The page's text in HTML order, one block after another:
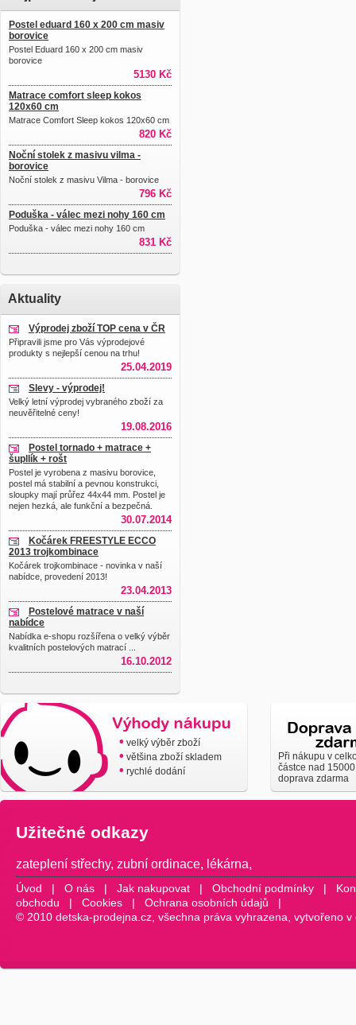
Postel eduard 160 x 200 cm masiv
borovice
Postel Eduard 160 x 200 cm masiv
borovice
5130 Kč
Matrace comfort sleep kokos
120x60 cm
Matrace Comfort Sleep kokos 120x60 cm
820 Kč
Noční stolek z masivu vilma -
borovice
Noční stolek z masivu Vilma - borovice
796 Kč
Poduška - válec mezi nohy 160 cm
Poduška - válec mezi nohy 160 cm
831 Kč
Aktuality
Výprodej zboží TOP cena v ČR
Připravili jsme pro Vás výprodejové
produkty s nejlepší cenou na trhu!
25.04.2019
Slevy - výprodej!
Velký letní výprodej vybraného zboží za
neuvěřitelné ceny!
19.08.2016
Postel tornado + matrace +
šupllík + rošt
Postel je vyrobena z masivu borovice,
postel má stabilní a pevnou konstrukci,
sloupky mají průřez 44x44 mm. Postel je
nejen hezká, ale funkční a bezpečná.
30.07.2014
Kočárek FREESTYLE ECCO
2013 trojkombinace
Kočárek trojkombinace - novinka v naší
nabídce, provedení 2013!
23.04.2013
Postelové matrace v naší
nabídce
Nabídka e-shopu rozšířena o velký výběr
kvalitních postelových matrací ...
16.10.2012
• velký výběr zboží
• většina zboží skladem
• rychlé dodání
Při nákupu v
částce nad
doprava zdarma
Užitečné odkazy
zateplení střechy, zubní ordinace, lékárna,
Úvod | O nás | Jak nakupovat | Obchodní podmínky |
obchodu | Cookies | Ochrana osobních údajů |
© 2010 detska-prodejna.cz, všechna práva vyhrazena, vytvořeno v